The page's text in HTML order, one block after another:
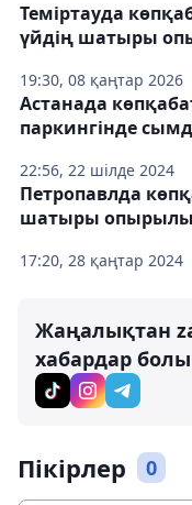
19:30, 08 қаңтар 2026
Теміртауда
үйдің шатыры
22:56, 22 шілде 2024
Астанада
паркингінде
17:20, 28 қаңтар 2024
Петропавлда
шатыры
Жаңалықтан
хабардар
Пікірлер 0